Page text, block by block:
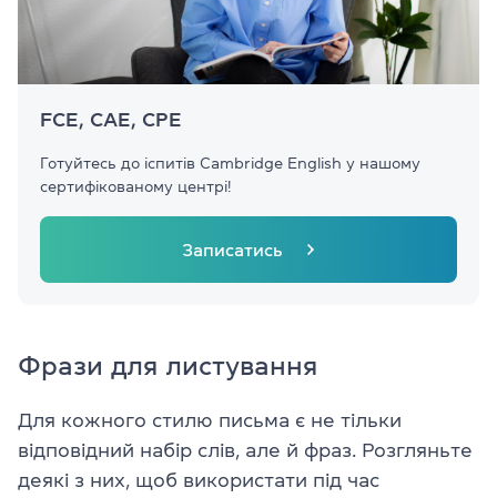
FCE, CAE, CPE
Готуйтесь до іспитів Cambridge English у нашому
сертифікованому центрі!
Записатись
Фрази для листування
Для кожного стилю письма є не тільки
відповідний набір слів, але й фраз. Розгляньте
деякі з них, щоб використати під час